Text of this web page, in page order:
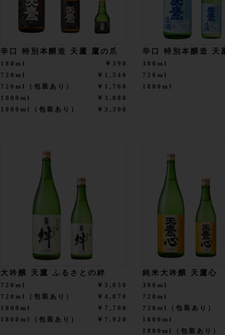
辛口 特別本醸造 天鷹 鷹の爪
180ml
￥390
720ml
￥1,540
720ml（包装あり）
￥1,760
1800ml
￥3,080
1800ml（包装あり）
￥3,300
辛口 特別本醸造 天
300ml
720ml
1800ml
大吟醸 天鷹 ふるさとの絆
720ml
￥3,850
720ml（包装あり）
￥4,070
1800ml
￥7,700
1800ml（包装あり）
￥7,920
純米大吟醸 天鷹心
300ml
720ml
720ml（包装あり）
1800ml
1800ml（包装あり）